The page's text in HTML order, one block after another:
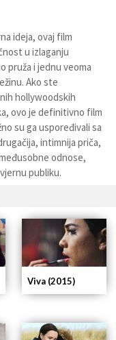
ideja, ovaj film
u izlaganju
pruža i jednu veoma
Ako ste
hollywoodskih
ovo je definitivno film
su ga uspoređivali sa
intimnija priča,
odnose,
publiku.
Viva (2015)